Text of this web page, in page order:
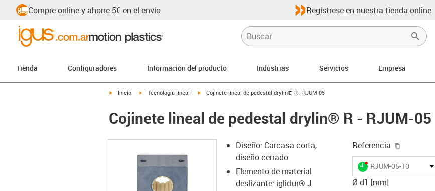
Compre online y ahorre 5€ en el envío Regístrese en nuestra tienda online
Tienda Configuradores Información del producto Industrias Servicios Empresa
igus-icon-arrow-right
Inicio igus-icon-arrow-right
Tecnología lineal igus-icon-arrow-right
Cojinete lineal de pedestal drylin® R - RJUM-05
Cojinete lineal de pedestal drylin® R - RJUM-05
Diseño: Carcasa corta,
diseño cerrado
Elemento de material
deslizante: iglidur® J
Referencia
igus-icon-lieferzeit-dot
RJUM-05-10
Ø d1 [mm]